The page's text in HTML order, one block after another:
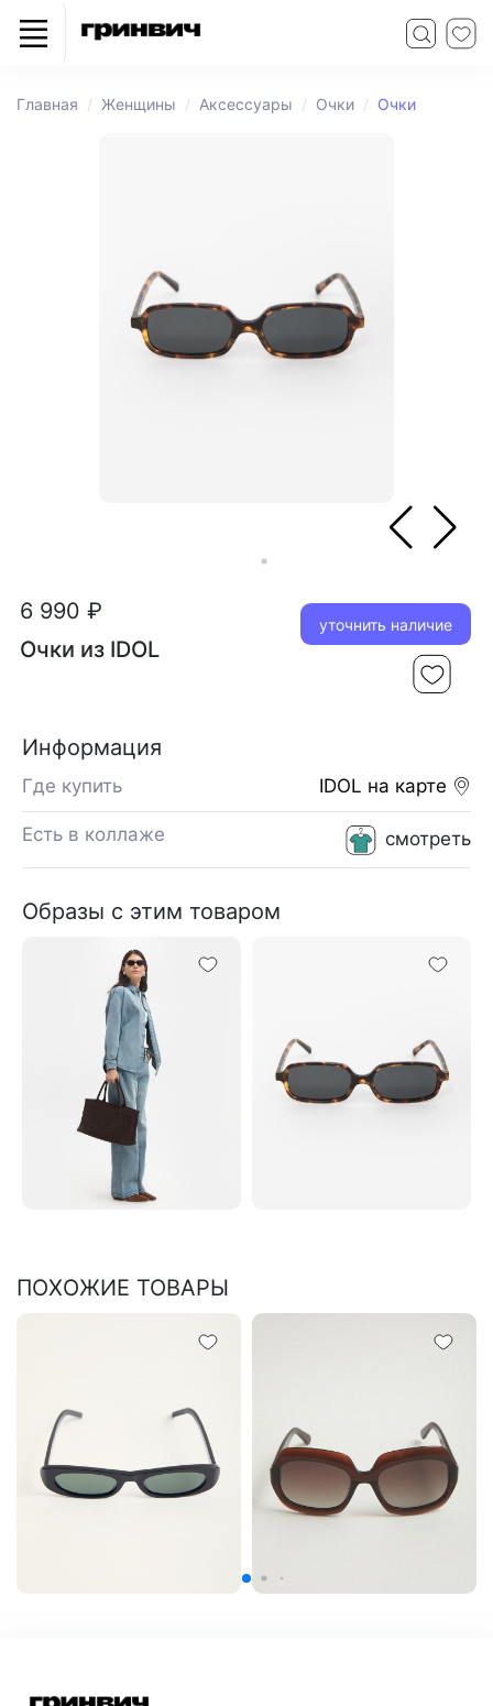
Главная Женщины Аксессуары Очки Очки
6 990 ₽
Очки из IDOL
уточнить наличие
Информация
IDOL на карте
Где купить
смотреть
Есть в коллаже
Образы с этим товаром
ПОХОЖИЕ ТОВАРЫ